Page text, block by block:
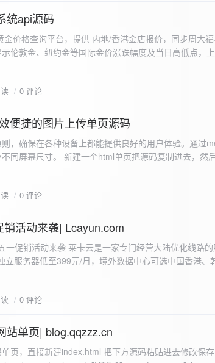
统api源码
金价格查询平台，提供 内地/香港金店报价，同步周大
伦敦金、纽约金等国际金价涨跌幅度及当日高低点，
0 评论
便捷的图片上传单页源码
，确保在各种设备上都能提供良好的用户体验。通过
同屏幕尺寸。 新建一个html单页把源码复制进去，然
证背景图片覆盖整个视窗 */ color:
0 评论
活动来袭| Lcayun.com
营大陆优化线路的服务商，云服务器低至
立服务器低至399元/月，境外数据中心可选中国香港、
0 评论
站单页| blog.qqzzz.cn
0%, #4e4376 100%); -webkit-background-clip: text; -webkit-text-fill-color: transparent; margin-bottom: 15px; } /* 提示框样式 */ .notice { background: transparent; padding: 0 25px; border-radius: 12px; margin-bottom: 15px; white-space: nowrap; overflow: hidden; text-overflow: ellipsis; } .notice p { color: #4facfe; font-size: 16px; line-height: 1; font-weight: bold; letter-spacing: 0.5px; margin: 0; } /* 流量卡领取样式 */ .flow-card, .flow-card-top { background: linear-gradient(120deg, #4facfe 0%, #00f2fe 100%); box-shadow: 0 3px 15px rgba(0, 0, 0, 0.1); border-radius: 12px; padding: 10px 15px; margin-bottom: 10px; text-align: center; position: relative; overflow: hidden; display: flex; justify-content: space-between; align-items: center; } .flow-card::before, .flow-card-top::before { content: ''; position: absolute; top: -10px; right: -10px; width: 80px; height: 80px; background: rgba(255, 255, 255, 0.1); border-radius: 50%; } .flow-card .text-content, .flow-card-top h3 { flex: 1; text-align: left; color: #ffffff; font-size: 16px; margin: 0; } .flow-card h2 { color: #ffffff; font-size: 18px; margin-bottom: 4px; font-weight: 600; } .flow-card p { color: rgba(255, 255, 255, 0.9); font-size: 14px; margin-bottom: 0; } .flow-card a, .flow-card-top a { display: inline-block; background: #ffffff; color: #2b5876; padding: 8px 0; border-radius: 50px; font-size: 15px; cursor: pointer; transition: all 0.3s ease; font-weight: 600; text-decoration: none; box-shadow: 0 4px 10px rgba(0, 0, 0, 0.1); margin: 0 5px; white-space: nowrap; width: 110px; text-align: center; } /* 所有按钮统一样式 */ .flow-card .buttons a, .flow-card-top .buttons a { background: #ffffff; color: #2b5876; } .flow-card .buttons a:hover, .flow-card-top .buttons a:hover { background: #f8f9fa; transform: translateY(-2px); box-shadow: 0 6px 15px rgba(0, 0, 0, 0.2); } .flow-card .buttons, .flow-card-top .buttons { display: flex; align-items: center; justify-content: flex-end; flex-wrap: nowrap; } .flow-card a:hover, .flow-card-top a:hover { transform: translateY(-2px); box-shadow: 0 6px 15px rgba(0, 0, 0, 0.2); background: #f8f9fa; } .flow-card-top { margin-bottom: 10px; } /* 导航网格样式 */ .nav-grid { display: grid; grid-template-columns: repeat(2, 1fr); gap: 25px; width: 100%; margin: 0 auto; padding: 0; } /* 导航项样式 */ .nav-item { background: hsl(230, 10%, 33%); border-radius: 12px; padding: 12px; text-align: center; box-shadow: none; transition: all 0.3s ease; min-height: 75px; position: relative; } .nav-item:hover { transform: none; background: hsl(230, 10%, 38%); } .nav-item a { text-decoration: none; color: inherit; display: block; text-align: center; } .nav-item h3 { color: #ffffff; font-size: 17px; margin-bottom: 8px; } .nav-item p { color: rgba(255, 255, 255, 0.9); font-size: 16px; margin-bottom: 4px; } .nav-item .status { position: absolute; bottom: -20px; left: 0; right: 0; color: #ff6b6b; font-size: 12px; text-align: center; font-weight: 500; } /* 底部导航样式 */ .float-nav { display: none; } @media (max-width: 768px) { body { padding-bottom: 20px; } .container { padding: 10px; } .main-box { padding: 15px; margin: 5px; } .header { margin-bottom: 15px; padding-bottom: 10px; } .nav-grid { gap: 15px; } .flow-card, .flow-card-top { padding: 12px; margin-bottom: 10px; flex-direction: column; } .flow-card .text-content, .flow-card-top h3 { text-align: center; margin-bottom: 12px; font-size: 16px; } .flow-card h2 { font-size: 16px; margin-bottom: 5px; text-align: center; } .flow-card p { font-size: 13px; text-align: center; padding: 0 5px; } .flow-card a, .flow-card-top a, .flow-card .buttons a, .flow-card-top .buttons a { padding: 7px 0; font-size: 14px; margin: 0 4px; width: 95px; text-align: center; background: #ffffff; color: #2b5876; } .flow-card .buttons, .flow-card-top .buttons { justify-content: center; width: 100%; margin-top: 5px; } .nav-item { padding: 12px; min-height: 70px; width: 100%; } .header h1 { font-size: 24px; } .notice p { font-size: 14px; } .copyright { padding: 10px 0; font-size: 12px; } } /* 版权信息样式 */